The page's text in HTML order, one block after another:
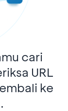
cari
URL
ke